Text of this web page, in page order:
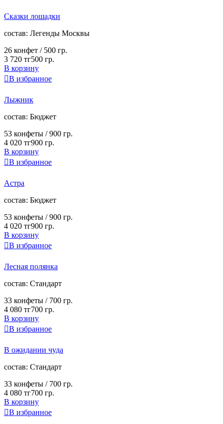
Сказки лошадки
cостав: Легенды Москвы
26 конфет / 500 гр.
3 720 тг500 гр.
В корзину
В избранное
Лыжник
cостав: Бюджет
53 конфеты /900 гр.
4 020 тг900 гр.
В корзину
В избранное
Астра
cостав: Бюджет
53 конфеты /900 гр.
4 020 тг900 гр.
В корзину
В избранное
Лесная полянка
cостав: Стандарт
33 конфеты / 700 гр.
4 080 тг700 гр.
В корзину
В избранное
В ожидании чуда
cостав: Стандарт
33 конфеты / 700 гр.
4 080 тг700 гр.
В корзину
В избранное